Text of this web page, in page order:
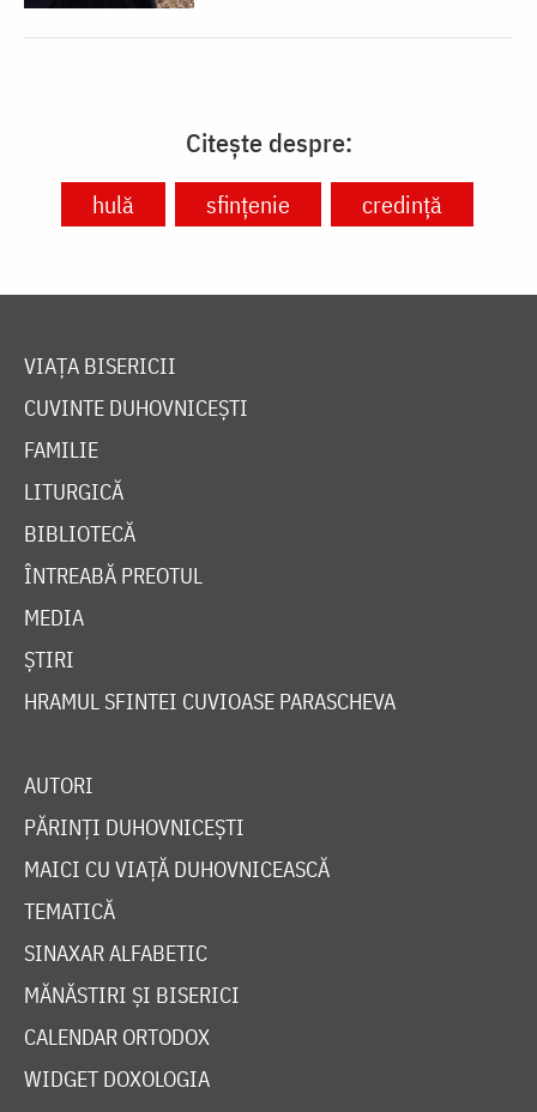
Citește despre:
hulă sfințenie credință
VIAȚA BISERICII
CUVINTE DUHOVNICEȘTI
FAMILIE
LITURGICĂ
BIBLIOTECĂ
ÎNTREABĂ PREOTUL
MEDIA
ȘTIRI
HRAMUL SFINTEI CUVIOASE PARASCHEVA
AUTORI
PĂRINȚI DUHOVNICEȘTI
MAICI CU VIAȚĂ DUHOVNICEASCĂ
TEMATICĂ
SINAXAR ALFABETIC
MĂNĂSTIRI ȘI BISERICI
CALENDAR ORTODOX
WIDGET DOXOLOGIA